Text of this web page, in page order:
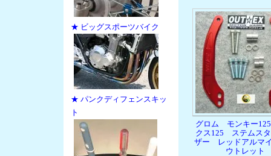
★ ビッグスポーツバイク
★ パンクディフェンスキッ
ト
グロム モンキー
クス125 ステムス
ザー レッドアルマ
ウトレット